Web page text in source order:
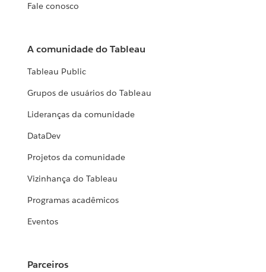
Fale conosco
A comunidade do Tableau
Tableau Public
Grupos de usuários do Tableau
Lideranças da comunidade
DataDev
Projetos da comunidade
Vizinhança do Tableau
Programas acadêmicos
Eventos
Parceiros